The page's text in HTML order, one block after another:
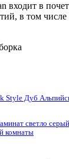
входит в
в том числе
Style Дуб
светло серый
комнаты